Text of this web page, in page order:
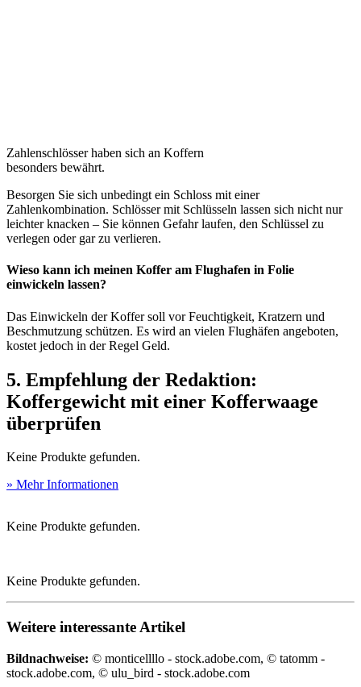
Zahlenschlösser haben sich an Koffern
besonders bewährt.
Besorgen Sie sich unbedingt ein Schloss mit einer
Zahlenkombination. Schlösser mit Schlüsseln lassen sich nicht nur
leichter knacken – Sie können Gefahr laufen, den Schlüssel zu
verlegen oder gar zu verlieren.
Wieso kann ich meinen Koffer am Flughafen in Folie
einwickeln lassen?
Das Einwickeln der Koffer soll vor Feuchtigkeit, Kratzern und
Beschmutzung schützen. Es wird an vielen Flughäfen angeboten,
kostet jedoch in der Regel Geld.
5. Empfehlung der Redaktion:
Koffergewicht mit einer Kofferwaage
überprüfen
Keine Produkte gefunden.
» Mehr Informationen
Keine Produkte gefunden.
Keine Produkte gefunden.
Weitere interessante Artikel
Bildnachweise: © monticellllo - stock.adobe.com, © tatomm -
stock.adobe.com, © ulu_bird - stock.adobe.com